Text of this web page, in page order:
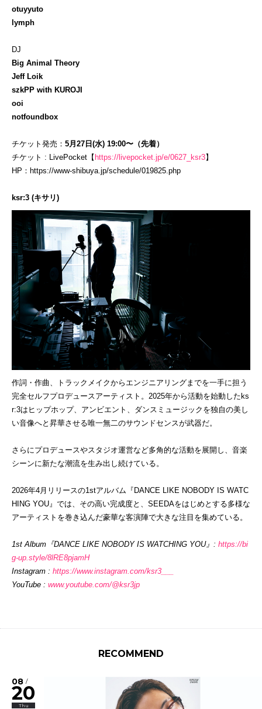
otuyyuto
lymph
DJ
Big Animal Theory
Jeff Loik
szkPP with KUROJI
ooi
notfoundbox
チケット発売： 5月27日(水) 19:00〜（先着）
チケット : LivePocket【 https://livepocket.jp/e/0627_ksr3】
HP： https://www-shibuya.jp/schedule/019825.php
ksr:3 (キサリ)
作詞・作曲、トラックメイクからエンジニアリングまでを一手に担う
完全セルフプロデュースアーティスト。2025年から活動を始動したks
r:3はヒップホップ、アンビエント、ダンスミュージックを独自の美し
い音像へと昇華させる唯一無二のサウンドセンスが武器だ。
さらにプロデュースやスタジオ運営など多角的な活動を展開し、音楽
シーンに新たな潮流を生み出し続けている。
2026年4月リリースの1stアルバム『DANCE LIKE NOBODY IS WATC
HING YOU』では、その高い完成度と、SEEDAをはじめとする多様な
アーティストを巻き込んだ豪華な客演陣で大きな注目を集めている。
1st Album『DANCE LIKE NOBODY IS WATCHING YOU』: https://bi
g-up.style/8lRE8pjamH
Instagram : https://www.instagram.com/ksr3___
YouTube : www.youtube.com/@ksr3jp
RECOMMEND
08 /
20
Thu